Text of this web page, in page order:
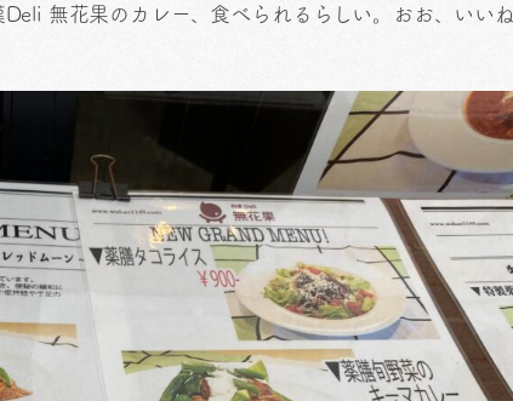
無花果のカレー、食べられるらしい。おお、いいね